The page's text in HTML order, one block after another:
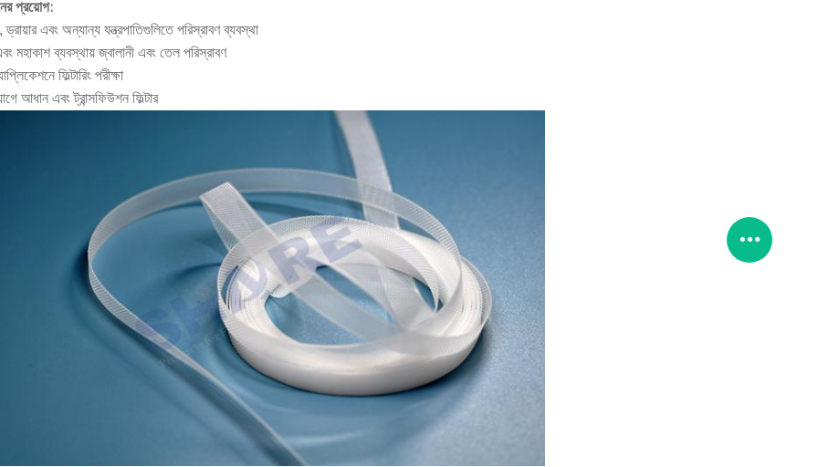
প্রয়োগ:
ড্রায়ার এবং অন্যান্য যন্ত্রপাতিগুলিতে পরিস্রাবণ ব্যবস্থা
মহাকাশ ব্যবস্থায় জ্বালানী এবং তেল পরিস্রাবণ
ফিল্টারিং পরীক্ষা
আধান এবং ট্রান্সফিউশন ফিল্টার